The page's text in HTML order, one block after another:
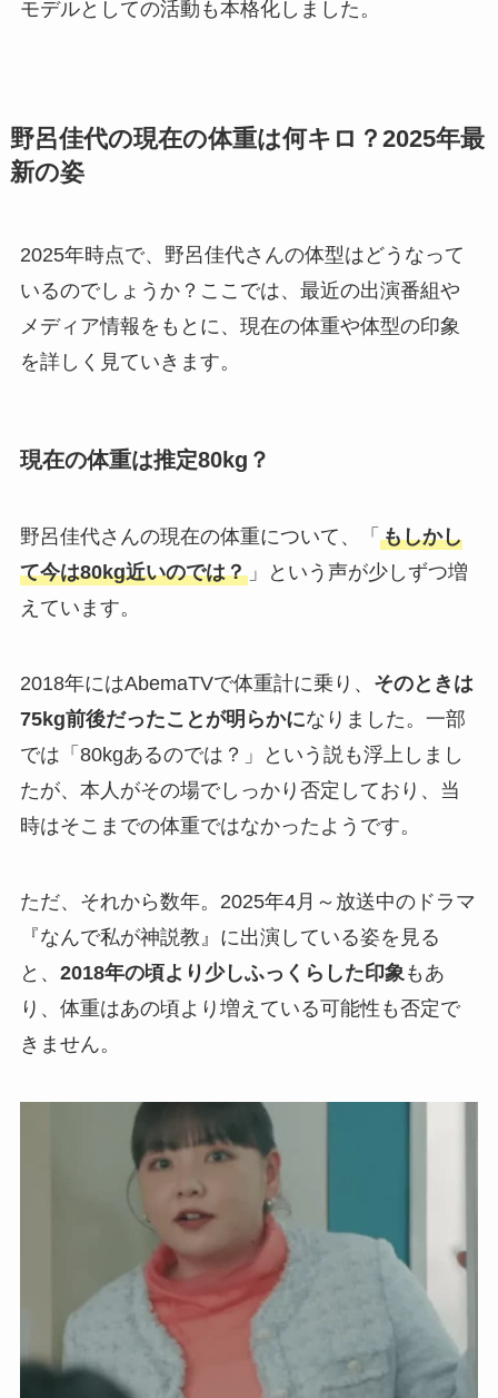
モデルとしての活動も本格化しました。
野呂佳代の現在の体重は何キロ？2025年最
新の姿
2025年時点で、野呂佳代さんの体型はどうなって
いるのでしょうか？ここでは、最近の出演番組や
メディア情報をもとに、現在の体重や体型の印象
を詳しく見ていきます。
現在の体重は推定80kg？
野呂佳代さんの現在の体重について、「 もしかし
て今は80kg近いのでは？」という声が少しずつ増
えています。
2018年にはAbemaTVで体重計に乗り、 そのときは
75kg前後だったことが明らかになりました。一部
では「80kgあるのでは？」という説も浮上しまし
たが、本人がその場でしっかり否定しており、当
時はそこまでの体重ではなかったようです。
ただ、それから数年。2025年4月～放送中のドラマ
『なんで私が神説教』に出演している姿を見る
と、 2018年の頃より少しふっくらした印象 もあ
り、体重はあの頃より増えている可能性も否定で
きません。